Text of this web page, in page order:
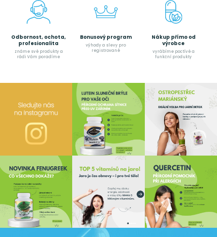
Odbornost, ochota,
profesionalita
známe své produkty a
rádi Vám poradíme
Bonusový program
výhody a slevy pro
registrované
Nákup přímo od
výrobce
vyrábíme poctívé a
funkční produkty